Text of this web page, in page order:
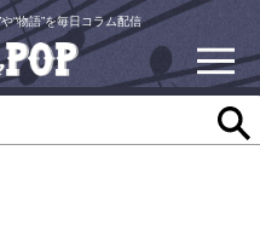
“物語”を毎日コラム配信